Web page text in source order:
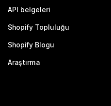
API belgeleri
Shopify Topluluğu
Shopify Blogu
Araştırma